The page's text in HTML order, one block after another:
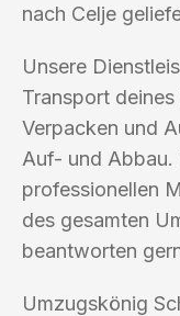
nach Celje
Unsere
Transport
Verpacken und
Auf- und Abbau.
professionellen
des gesamten
beantworten
Umzugskönig